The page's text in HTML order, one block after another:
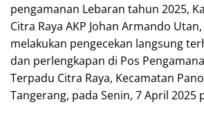
pengamanan Lebaran tahun 2025,
Citra Raya AKP Johan Armando Utan,
melakukan pengecekan langsung
dan perlengkapan di Pos
Terpadu Citra Raya, Kecamatan
Tangerang, pada Senin, 7 April 2025